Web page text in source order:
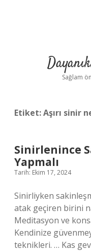
Sağlam
Etiket:Aşırı sinir
Sinirlenince
Yapmalı
Tarih: Ekim 17, 2024
Sinirliyken
atak geçiren birini
Meditasyon ve
Kendinize
teknikleri. … Kas